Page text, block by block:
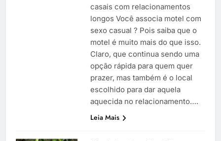
casais com relacionamentos
longos Você associa motel com
sexo casual ? Pois saiba que o
motel é muito mais do que isso.
Claro, que continua sendo uma
opção rápida para quem quer
prazer, mas também é o local
escolhido para dar aquela
aquecida no relacionamento….
Leia Mais